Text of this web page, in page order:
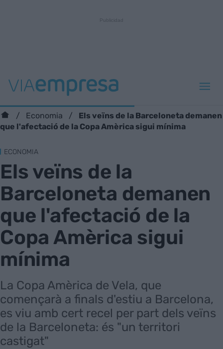
Economia
Els veïns de la Barceloneta demanen
que l'afectació de la Copa Amèrica sigui mínima
ECONOMIA
Els veïns de la
Barceloneta demanen
que l'afectació de la
Copa Amèrica sigui
mínima
La Copa Amèrica de Vela, que
començarà a finals d'estiu a Barcelona,
es viu amb cert recel per part dels veïns
de la Barceloneta: és "un territori
castigat"